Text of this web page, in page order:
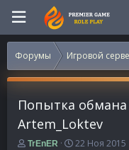
Форумы Игровой
Попытка
Artem_Loktev
А
TrEnER
Д
22 Ноя 2015